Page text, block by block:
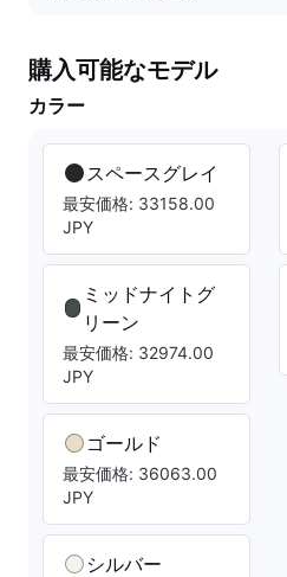
購入可能なモデル
カラー
スペースグレイ
最安価格: 33158.00
JPY
ミッドナイトグ
リーン
最安価格: 32974.00
JPY
ゴールド
最安価格: 36063.00
JPY
シルバー